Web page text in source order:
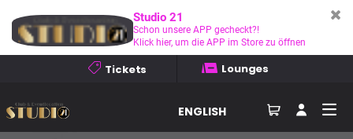
Tickets Lounges
ENGLISH
Studio 21
Schon unsere APP gecheckt?!
Klick hier, um die APP im Store zu öffnen